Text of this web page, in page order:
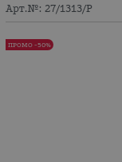
Арт.№: 27/1313/P
ПРОМО -50%